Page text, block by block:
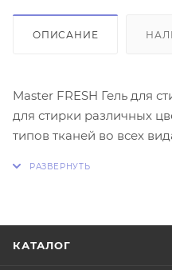
ОПИСАНИЕ
Master FRESH Гель для
для стирки различных
типов тканей во всех
КАТАЛОГ